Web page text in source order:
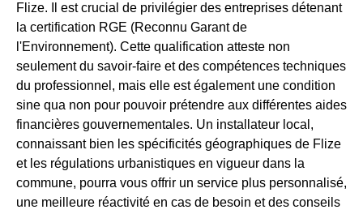
Flize. Il est crucial de privilégier des entreprises détenant
la certification RGE (Reconnu Garant de
l'Environnement). Cette qualification atteste non
seulement du savoir-faire et des compétences techniques
du professionnel, mais elle est également une condition
sine qua non pour pouvoir prétendre aux différentes aides
financières gouvernementales. Un installateur local,
connaissant bien les spécificités géographiques de Flize
et les régulations urbanistiques en vigueur dans la
commune, pourra vous offrir un service plus personnalisé,
une meilleure réactivité en cas de besoin et des conseils